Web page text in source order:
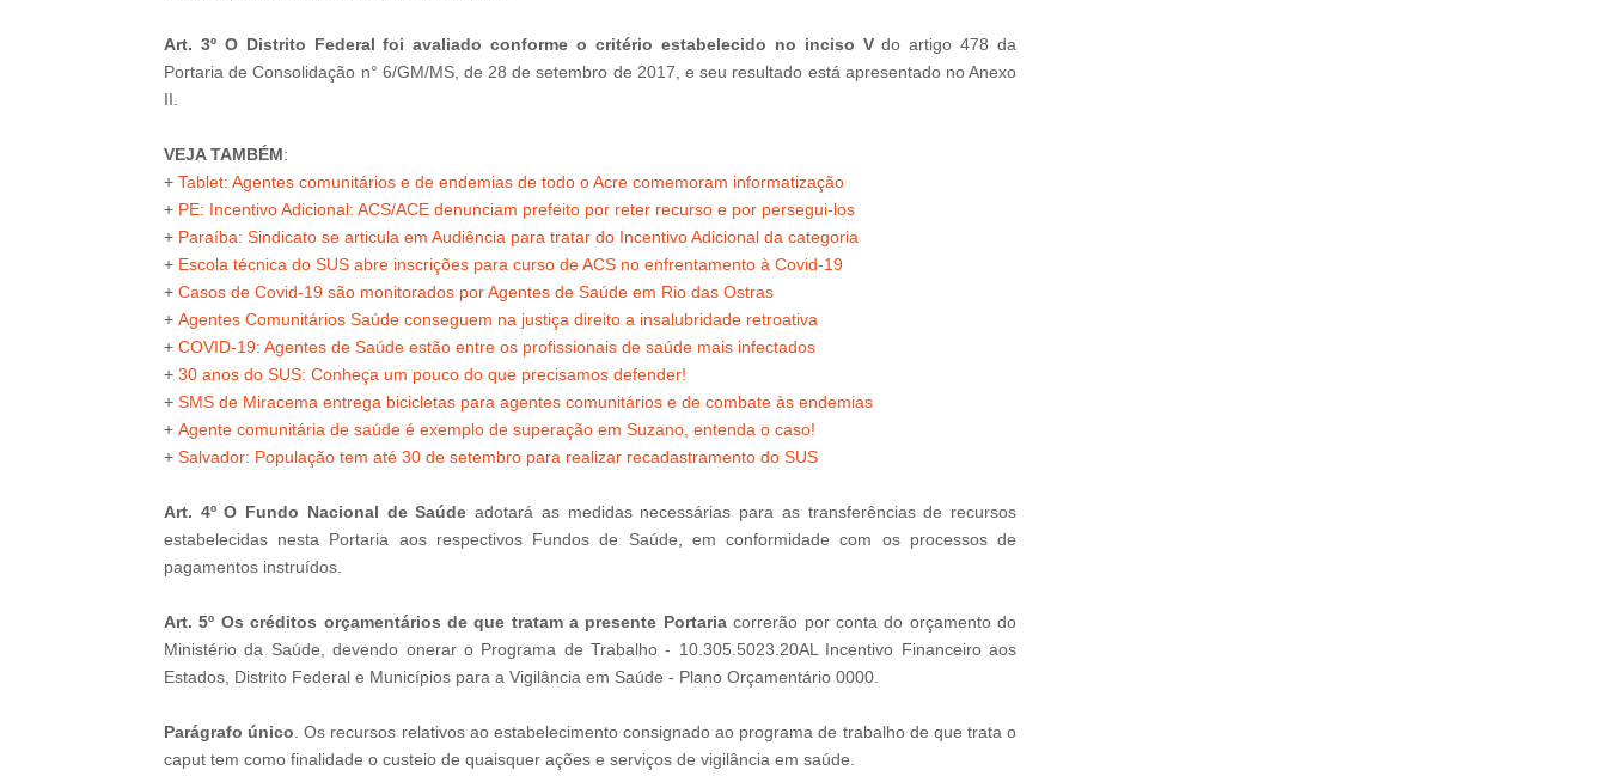
Art. 3º O Distrito Federal foi avaliado conforme o critério estabelecido no inciso Vdo artigo 478 da
Portaria de Consolidação n° 6/GM/MS, de 28 de setembro de 2017, e seu resultado está apresentado no Anexo
II.
VEJA TAMBÉM:
+ Tablet: Agentes comunitários e de endemias de todo o Acre comemoram informatização
+ PE: Incentivo Adicional: ACS/ACE denunciam prefeito por reter recurso e por persegui-los
+ Paraíba: Sindicato se articula em Audiência para tratar do Incentivo Adicional da categoria
+ Escola técnica do SUS abre inscrições para curso de ACS no enfrentamento à Covid-19
+ Casos de Covid-19 são monitorados por Agentes de Saúde em Rio das Ostras
+ Agentes Comunitários Saúde conseguem na justiça direito a insalubridade retroativa
+ COVID-19: Agentes de Saúde estão entre os profissionais de saúde mais infectados
+ 30 anos do SUS: Conheça um pouco do que precisamos defender!
+ SMS de Miracema entrega bicicletas para agentes comunitários e de combate às endemias
+ Agente comunitária de saúde é exemplo de superação em Suzano, entenda o caso!
+ Salvador: População tem até 30 de setembro para realizar recadastramento do SUS
Art. 4º O Fundo Nacional de Saúde adotará as medidas necessárias para as transferências de recursos
estabelecidas nesta Portaria aos respectivos Fundos de Saúde, em conformidade com os processos de
pagamentos instruídos.
Art. 5º Os créditos orçamentários de que tratam a presente Portariacorrerão por conta do orçamento do
Ministério da Saúde, devendo onerar o Programa de Trabalho - 10.305.5023.20AL Incentivo Financeiro aos
Estados, Distrito Federal e Municípios para a Vigilância em Saúde - Plano Orçamentário 0000.
Parágrafo único . Os recursos relativos ao estabelecimento consignado ao programa de trabalho de que trata o
caput tem como finalidade o custeio de quaisquer ações e serviços de vigilância em saúde.